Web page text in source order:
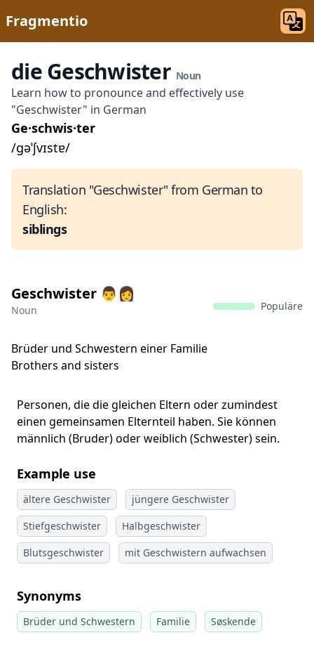
Fragmentio
die Geschwister Noun
Learn how to pronounce and effectively use
"Geschwister" in German
Ge·schwis·ter
/ɡəˈʃvɪstɐ/
Translation "Geschwister" from German to
English:
siblings
Geschwister 👨‍👩
Noun Populäre
Brüder und Schwestern einer Familie
Brothers and sisters
Personen, die die gleichen Eltern oder zumindest
einen gemeinsamen Elternteil haben. Sie können
männlich (Bruder) oder weiblich (Schwester) sein.
Example use
ältere Geschwister
jüngere Geschwister
Stiefgeschwister
Halbgeschwister
Blutsgeschwister
mit Geschwistern aufwachsen
Synonyms
Brüder und Schwestern Familie Søskende